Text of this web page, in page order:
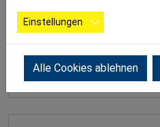
Obmann
hofbauer.oed@wvnet.at
0664/1857610
Einstellungen
Alle Cookies ablehnen